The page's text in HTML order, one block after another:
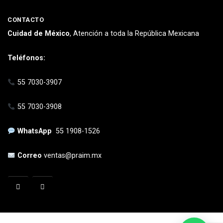
CONTACTO
Cuidad de México, Atención a toda la República Mexicana
Teléfonos:
55 7030-3907
55 7030-3908
WhatsApp55 1908-1526
Correoventas@praim.mx